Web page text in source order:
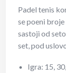
Padel tenis
se poeni
sastoji od
set, pod
Igra: 15,